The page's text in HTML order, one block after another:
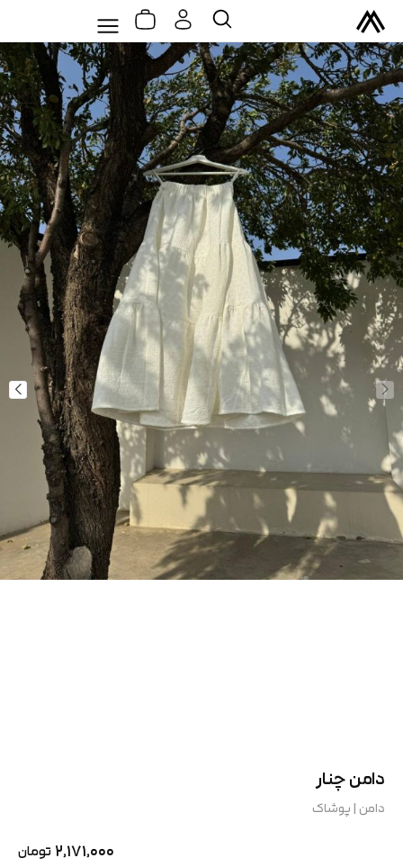
محتوا
جستجو سبد
خریدFlyout
Menu
دامن چنار
دامن|پوشاک
2,171,000تومان